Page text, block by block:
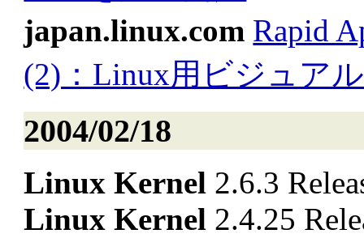
japan.linux.com Rapid
(2)：Linux用ビジュア
2004/02/18
Linux Kernel 2.6.3
Linux Kernel 2.4.25